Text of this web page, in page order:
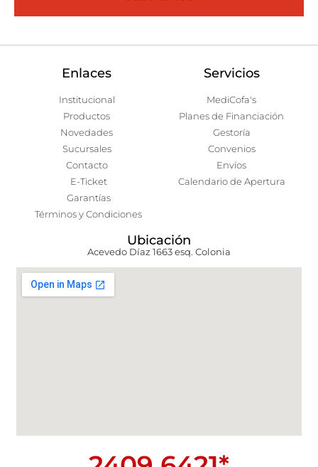
Enlaces
Institucional
Productos
Novedades
Sucursales
Contacto
E-Ticket
Garantías
Términos y Condiciones
Servicios
MediCofa's
Planes de Financiación
Gestoría
Convenios
Envíos
Calendario de Apertura
Ubicación
Acevedo Díaz 1663 esq. Colonia